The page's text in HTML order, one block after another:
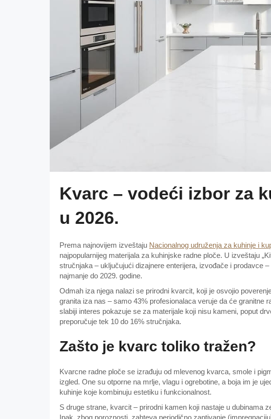
Kvarc – vodeći izbor za
u 2026.
Prema najnovijem izveštaju Nacionalnog udruženja za kuhinje i
najpopularnijeg materijala za kuhinjske radne ploče. U izveštaju
stručnjaka – uključujući dizajnere enterijera, izvođače i prodavce
najmanje do 2029. godine.
Odmah iza njega nalazi se prirodni kvarcit, koji je osvojio
granita iza nas – samo 43% profesionalaca veruje da će granitne
slabiji interes pokazuje se za materijale koji nisu kameni, poput
preporučuje tek 10 do 16% stručnjaka.
Zašto je kvarc toliko tražen?
Kvarcne radne ploče se izrađuju od mlevenog kvarca, smole i
izgled. One su otporne na mrlje, vlagu i ogrebotine, a boja im je
kuhinje koje kombinuju estetiku i funkcionalnost.
S druge strane, kvarcit – prirodni kamen koji nastaje u dubinama
Ipak, zbog poroznosti, zahteva periodično zaptivanje